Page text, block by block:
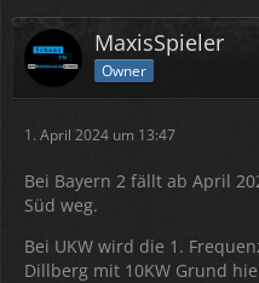
MaxisSpieler
Owner
1. April 2024 um 13:47
Bei Bayern 2 fällt ab April
Süd weg.
Bei UKW wird die 1.
Dillberg mit 10KW Grund